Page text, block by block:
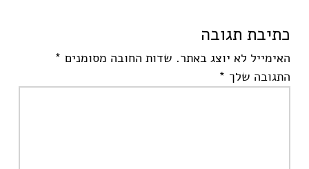
כתיבת תגובה
האימייל לא יוצג באתר. שדות החובה מסומנים *
התגובה שלך *